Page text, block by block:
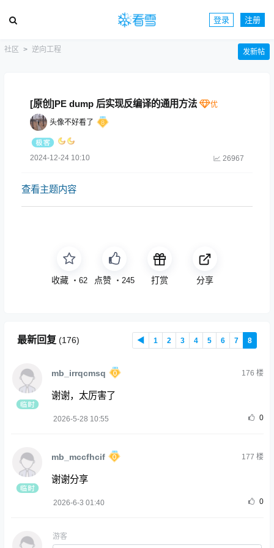
登录 注册
社区 逆向工程 发新帖
[原创]PE dump 后实现反编译的通用方法
头像不好看了
2024-12-24 10:10 26967
查看主题内容
收藏 ・ 62 点赞 ・ 245 打赏 分享
最新回复 (176) ◀ 1 2 3 4 5 6 7 8
mb_irrqcmsq 176 楼
谢谢，太厉害了
2026-5-28 10:55 0
mb_mccfhcif 177 楼
谢谢分享
2026-6-3 01:40 0
游客